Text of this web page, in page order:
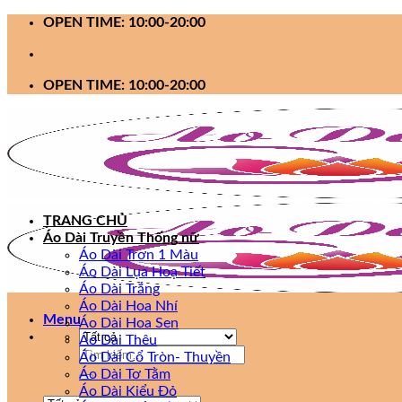
OPEN TIME: 10:00-20:00
OPEN TIME: 10:00-20:00
Menu
Tìm
kiếm:
TRANG CHỦ
Áo Dài Truyền Thống nữ
Áo Dài Trơn 1 Màu
Áo Dài Lụa Hoạ Tiết
Áo Dài Trắng
Áo Dài Hoa Nhí
Áo Dài Hoa Sen
Áo Dài Thêu
Áo Dài Cổ Tròn- Thuyền
Áo Dài Tơ Tằm
Áo Dài Kiểu Đỏ